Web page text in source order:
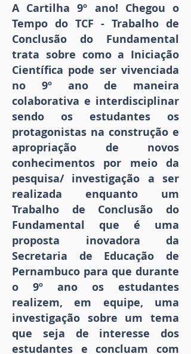
A Cartilha 9º ano! Chegou o
Tempo do TCF - Trabalho de
Conclusão do Fundamental
trata sobre como a Iniciação
Científica pode ser vivenciada
no 9º ano de maneira
colaborativa e interdisciplinar
sendo os estudantes os
protagonistas na construção e
apropriação de novos
conhecimentos por meio da
pesquisa/ investigação a ser
realizada enquanto um
Trabalho de Conclusão do
Fundamental que é uma
proposta inovadora da
Secretaria de Educação de
Pernambuco para que durante
o 9º ano os estudantes
realizem, em equipe, uma
investigação sobre um tema
que seja de interesse dos
estudantes e concluam com